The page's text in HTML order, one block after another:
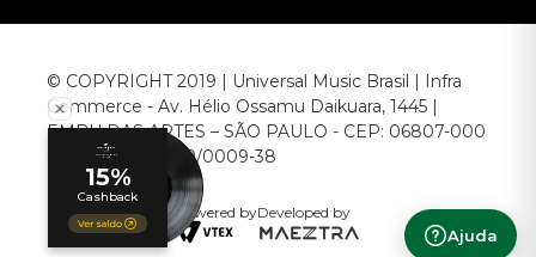
Ajuda
© COPYRIGHT 2019 | Universal Music Brasil | Infra
Commerce - Av. Hélio Ossamu Daikuara, 1445 |
EMBU DAS ARTES – SÃO PAULO - CEP: 06807-000
CNPJ: 00.952.789/0009-38
Powered byDeveloped by